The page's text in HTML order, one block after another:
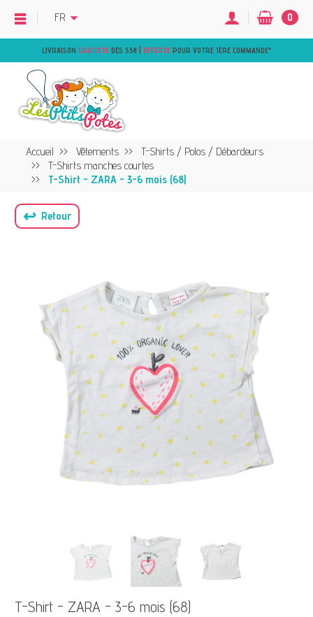
LIVRAISON GRATUITE DÈS 55€ | OFFERTE POUR VOTRE 1ÈRE COMMANDE*
FR 0
Accueil Vêtements
T-Shirts / Polos / Débardeurs
T-Shirts manches courtes
T-Shirt - ZARA - 3-6 mois (68)
↩ Retour
T-Shirt - ZARA - 3-6 mois (68)